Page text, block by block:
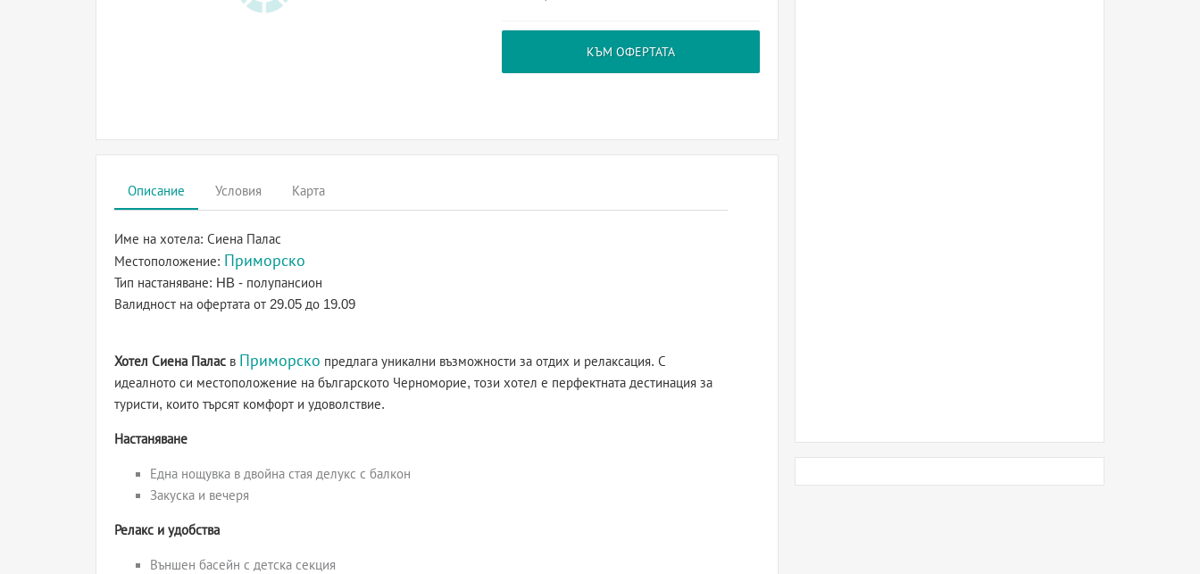
КЪМ ОФЕРТАТА
Описание Условия Карта
Име на хотела: Сиена Палас
Местоположение: Приморско
Тип настаняване: HB - полупансион
Валидност на офертата от 29.05 до 19.09
Хотел Сиена Палас в Приморско предлага уникални възможности за отдих и релаксация. С
идеалното си местоположение на българското Черноморие, този хотел е перфектната дестинация за
туристи, които търсят комфорт и удоволствие.
Настаняване
Една нощувка в двойна стая делукс с балкон
Закуска и вечеря
Релакс и удобства
Външен басейн с детска секция